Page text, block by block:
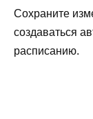
Сохраните
создаваться
расписанию.